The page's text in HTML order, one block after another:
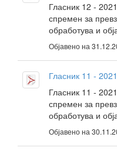
Гласник 12 -
спремен за
обработува и
Објавено на
Гласник 11 - 2021
Гласник 11 -
спремен за
обработува и
Објавено на